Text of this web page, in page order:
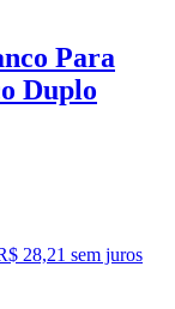
Para
Duplo
28,21 sem juros